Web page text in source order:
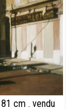
cm . vendu